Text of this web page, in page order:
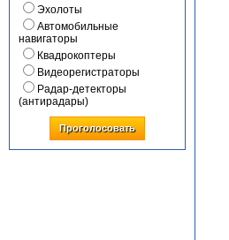
Эхолоты
Автомобильные
навигаторы
Квадрокоптеры
Видеорегистраторы
Радар-детекторы
(антирадары)
Проголосовать